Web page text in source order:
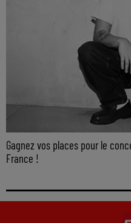
Gagnez vos places pour le
France !